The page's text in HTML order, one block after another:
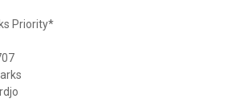
Priority*